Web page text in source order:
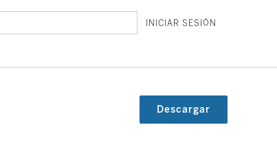
INICIAR SESIÓN
Descargar